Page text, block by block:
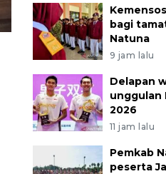
bagi
Natuna
9 jam lalu
Delapan
unggulan
2026
11 jam lalu
Pemkab
peserta